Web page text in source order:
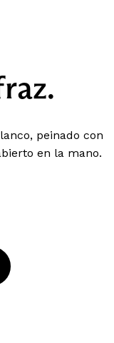
peinado con
en la mano.